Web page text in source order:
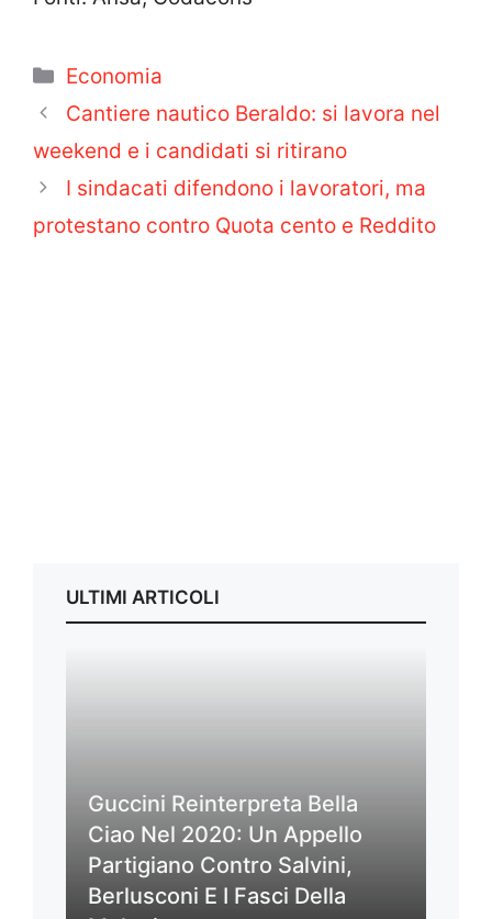
Categorie
Economia
Cantiere nautico Beraldo: si lavora nel
weekend e i candidati si ritirano
I sindacati difendono i lavoratori, ma
protestano contro Quota cento e Reddito
ULTIMI ARTICOLI
Guccini Reinterpreta Bella
Ciao Nel 2020: Un Appello
Partigiano Contro Salvini,
Berlusconi E I Fasci Della